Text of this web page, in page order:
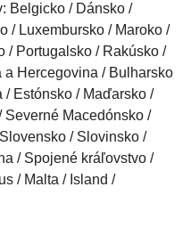
Belgicko / Dánsko /
/ Luxembursko / Maroko /
/ Portugalsko / Rakúsko /
Hercegovina / Bulharsko
Estónsko / Maďarsko /
Severné Macedónsko /
/ Slovinsko /
/ Spojené kráľovstvo /
/ Malta / Island /